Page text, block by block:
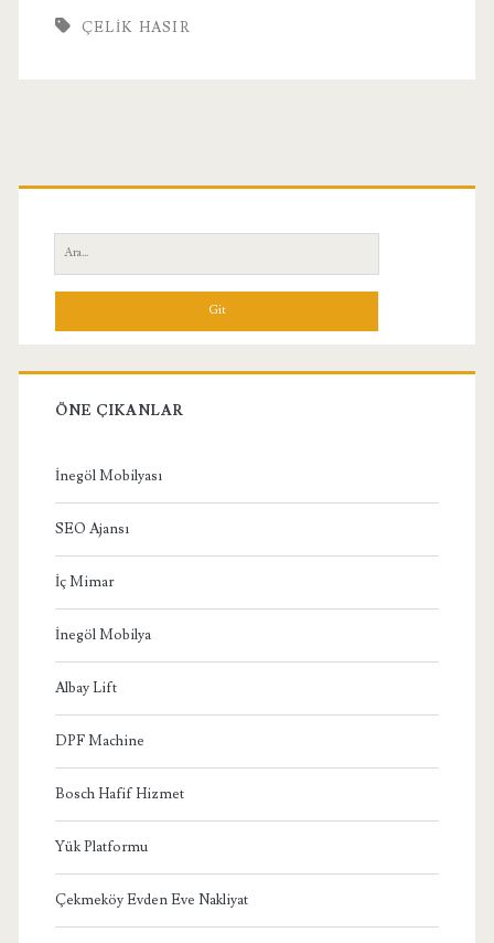
ÇELIK HASIR
Birincil
Yan
Menü
Ara:
ÖNE ÇIKANLAR
İnegöl Mobilyası
SEO Ajansı
İç Mimar
İnegöl Mobilya
Albay Lift
DPF Machine
Bosch Hafif Hizmet
Yük Platformu
Çekmeköy Evden Eve Nakliyat